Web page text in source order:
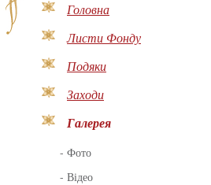
Головна
Листи Фонду
Подяки
Заходи
Галерея
- Фото
- Відео